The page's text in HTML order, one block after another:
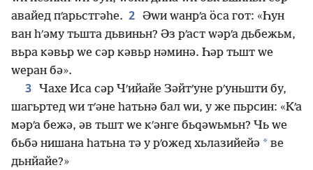
авайед пʹарьстгәһе. 2 Әԝи ԝанрʹа ӧса гот: «Һун
ван һʹәму тьшта дьвиньн? Әз рʹаст ԝәрʹа дьбежьм,
вьра кәвьр ԝе сәр кәвьр нәминә. Һәр тьшт ԝе
ԝеран бә».
3
Чахе Иса сәр Чʹийайе Зәйтʹуне рʹуньшти бу,
шагьртед ԝи тʹәне һатьнә бал ԝи, у же пьрсин: «Кʹа
мәрʹа бежә, әв тьшт ԝе кʹәнге бьԛәԝьмьн? Чь ԝе
бьбә нишана һатьна тә у рʹожед хьлазийейә * ве
дьнйайе?»